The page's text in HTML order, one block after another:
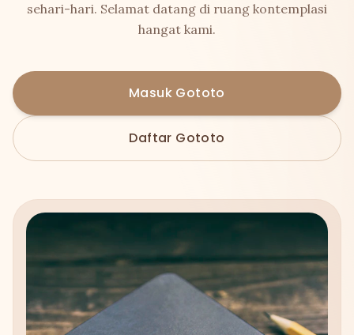
sehari-hari. Selamat datang di ruang kontemplasi
hangat kami.
Masuk Gototo
Daftar Gototo